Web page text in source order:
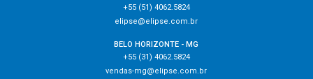
+55 (51) 4062.5824
elipse@elipse.com.br
BELO HORIZONTE - MG
+55 (31) 4062.5824
vendas-mg@elipse.com.br